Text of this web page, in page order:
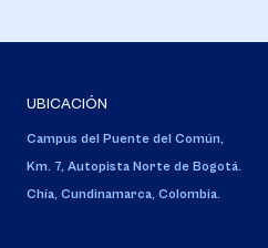
UBICACIÓN
Campus del Puente del Común,
Km. 7, Autopista Norte de Bogotá.
Chía, Cundinamarca, Colombia.